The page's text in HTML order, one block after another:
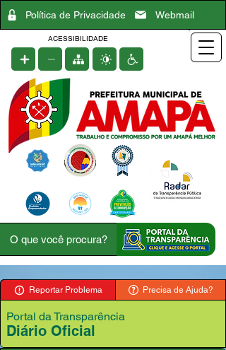
Política de Privacidade Webmail
ACESSIBILIDADE
Reportar Problema Precisa de Ajuda?
Portal da Transparência
Diário Oficial